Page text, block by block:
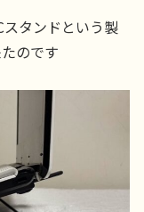
タンドという製
のです